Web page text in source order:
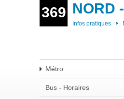
369 NORD
Infos pratiques
Métro
Bus - Horaires